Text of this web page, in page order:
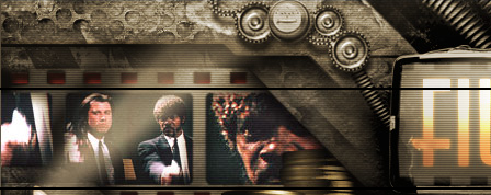
Hyppää pääsisältöön